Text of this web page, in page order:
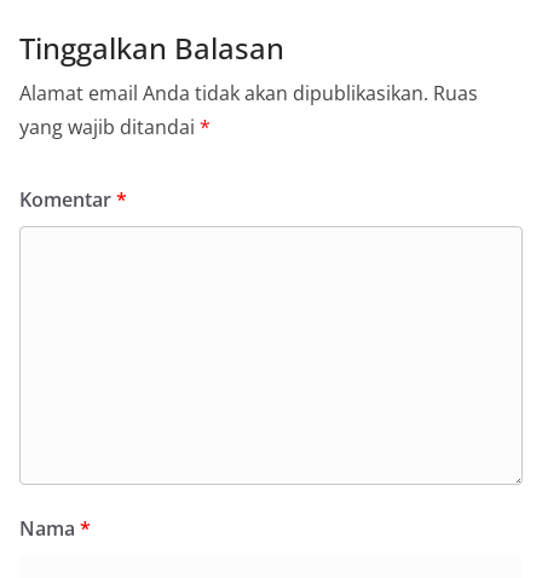
Tinggalkan Balasan
Alamat email Anda tidak akan dipublikasikan. Ruas
yang wajib ditandai *
Komentar*
Nama *